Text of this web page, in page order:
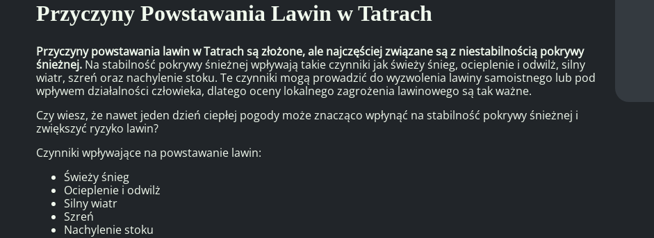
Przyczyny Powstawania Lawin w Tatrach
Przyczyny powstawania lawin w Tatrach są złożone, ale najczęściej związane są z niestabilnością pokrywy
śnieżnej. Na stabilność pokrywy śnieżnej wpływają takie czynniki jak świeży śnieg, ocieplenie i odwilż, silny
wiatr, szreń oraz nachylenie stoku. Te czynniki mogą prowadzić do wyzwolenia lawiny samoistnego lub pod
wpływem działalności człowieka, dlatego oceny lokalnego zagrożenia lawinowego są tak ważne.
Czy wiesz, że nawet jeden dzień ciepłej pogody może znacząco wpłynąć na stabilność pokrywy śnieżnej i
zwiększyć ryzyko lawin?
Czynniki wpływające na powstawanie lawin:
Świeży śnieg
Ocieplenie i odwilż
Silny wiatr
Szreń
Nachylenie stoku